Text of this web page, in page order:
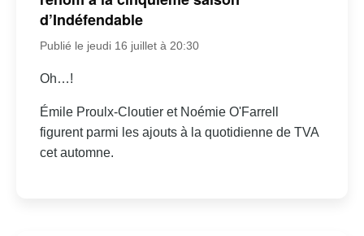
d’Indéfendable
Publié le jeudi 16 juillet à 20:30
Oh…!
Émile Proulx-Cloutier et Noémie O'Farrell
figurent parmi les ajouts à la quotidienne de TVA
cet automne.